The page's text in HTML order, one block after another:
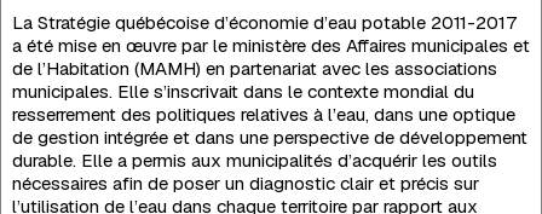
La Stratégie québécoise d’économie d’eau potable 2011-2017
a été mise en œuvre par le ministère des Affaires municipales et
de l’Habitation (MAMH) en partenariat avec les associations
municipales. Elle s’inscrivait dans le contexte mondial du
resserrement des politiques relatives à l’eau, dans une optique
de gestion intégrée et dans une perspective de développement
durable. Elle a permis aux municipalités d’acquérir les outils
nécessaires afin de poser un diagnostic clair et précis sur
l’utilisation de l’eau dans chaque territoire par rapport aux